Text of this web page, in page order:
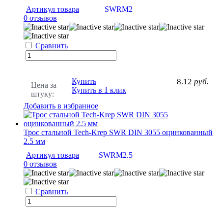
Артикул товара
SWRM2
0 отзывов
Сравнить
Цена за
штуку:
8.12 руб.
Купить
Купить в 1 клик
Добавить в избранное
Трос стальной Tech-Krep SWR DIN 3055 оцинкованный
2.5 мм
Артикул товара
SWRM2.5
0 отзывов
Сравнить